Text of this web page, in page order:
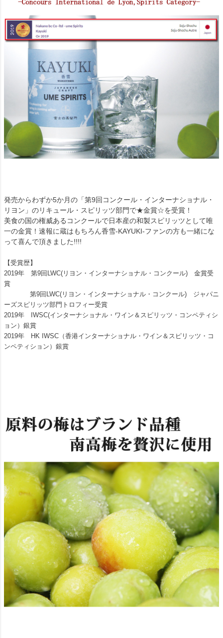
発売からわずか5か月の「第9回コンクール・インターナショナル・
リヨン」のリキュール・スピリッツ部門で★金賞☆を受賞！
美食の国の権威あるコンクールで日本産の和製スピリッツとして唯
一の金賞！速報に蔵はもちろん香雪-KAYUKI-ファンの方も一緒にな
って喜んで頂きました!!!!
【受賞歴】
2019年 第9回LWC(リヨン・インターナショナル・コンクール) 金賞受
賞
第9回LWC(リヨン・インターナショナル・コンクール) ジャパニ
ーズスピリッツ部門トロフィー受賞
2019年 IWSC(インターナショナル・ワイン＆スピリッツ・コンペティシ
ョン）銀賞
2019年 HK IWSC（香港インターナショナル・ワイン＆スピリッツ・コ
ンペティション）銀賞